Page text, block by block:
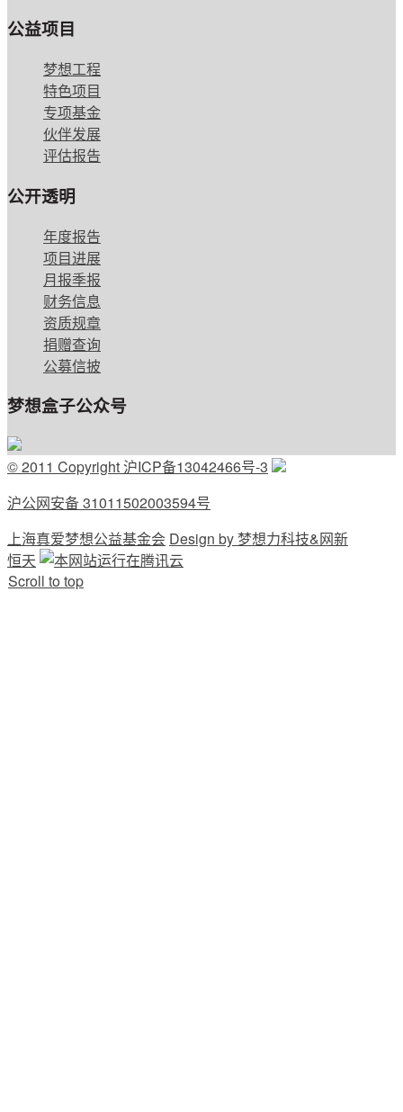
公益项目
梦想工程
特色项目
专项基金
伙伴发展
评估报告
公开透明
年度报告
项目进展
月报季报
财务信息
资质规章
捐赠查询
公募信披
梦想盒子公众号
© 2011 Copyright 沪ICP备13042466号-3
沪公网安备 31011502003594号
上海真爱梦想公益基金会 Design by 梦想力科技&网新
恒天
Scroll to top